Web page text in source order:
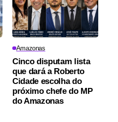
Amazonas
Cinco disputam lista
que dará a Roberto
Cidade escolha do
próximo chefe do MP
do Amazonas